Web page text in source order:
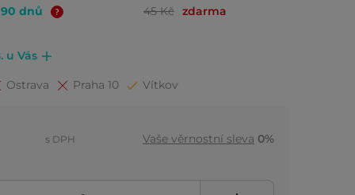
dnů 45 Kč zdarma
u Vás
Ostrava Praha 10 Vítkov
s DPH Vaše věrnostní sleva 0%